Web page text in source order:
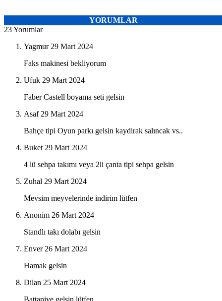
YORUMLAR
23 Yorumlar
Yagmur 29 Mart 2024
Faks makinesi bekliyorum
Ufuk 29 Mart 2024
Faber Castell boyama seti gelsin
Asaf 29 Mart 2024
Bahçe tipi Oyun parkı gelsin kaydirak salıncak vs..
Buket 29 Mart 2024
4 lü sehpa takımı veya 2li çanta tipi sehpa gelsin
Zuhal 29 Mart 2024
Mevsim meyvelerinde indirim lütfen
Anonim 26 Mart 2024
Standlı takı dolabı gelsin
Enver 26 Mart 2024
Hamak gelsin
Dilan 25 Mart 2024